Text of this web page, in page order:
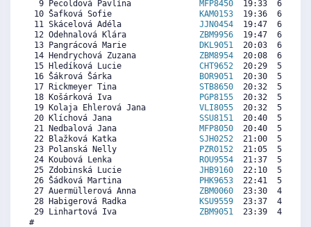
  9 Pecoldová Pavlína
MFP8450
19:33  6244
10 Šafková Sofie
KAM0153
19:36  6225
11 Skácelová Adéla JJN0454
19:47  6156
12 Odehnalová Klára ZBM9956
19:47  6156
13 Pangrácová Marie
DKL9051
20:03  6055
14 Hendrychová Zuzana ZBM8954
20:08  6023
15 Hledíková Lucie CHT9652
20:29  5890
16 Šákrová Šárka
BOR9051
20:30  5884
17 Rickmeyer Tina STB8650
20:32  5871
18 Košárková Iva
PGP8155
20:32  5871
19 Kolaja Ehlerová Jana VLI8055
20:32  5871
20 Klíchová Jana SSU8151
20:40  5820
21 Nedbalová Jana MFP8050
20:40  5820
22 Blažková Katka SJH0252
21:00  5694
23 Polanská Nelly
PZR0152
21:05  5662
24 Koubová Lenka
ROU9554
21:37  5460
25 Zdobinská Lucie JHB9160
22:10  5251
26 Šádková Martina
PHK9653
22:41  5055
27 Auermüllerová Anna ZBM0060
23:30  4745
28 Habigerová Radka
KSU9559
23:37  4701
29 Linhartová Iva ZBM9051
23:39  4688